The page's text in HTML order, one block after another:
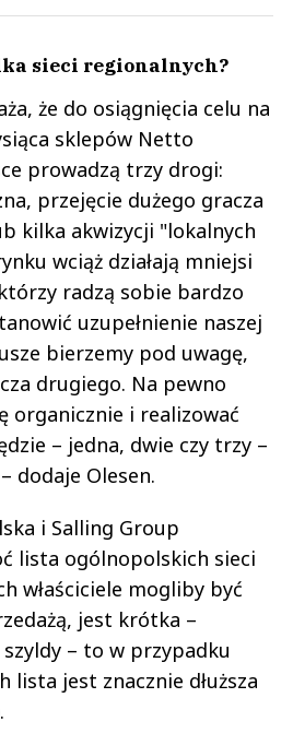
sieci regionalnych?
że do osiągnięcia celu na
sklepów Netto
prowadzą trzy drogi:
przejęcie dużego gracza
kilka akwizycji "lokalnych
wciąż działają mniejsi
radzą sobie bardzo
uzupełnienie naszej
bierzemy pod uwagę,
drugiego. Na pewno
organicznie i realizować
– jedna, dwie czy trzy –
dodaje Olesen.
i Salling Group
lista ogólnopolskich sieci
właściciele mogliby być
jest krótka –
– to w przypadku
lista jest znacznie dłuższa